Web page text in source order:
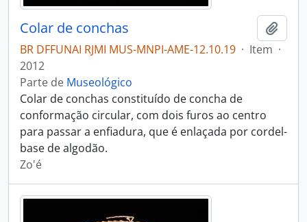
Colar de conchas
BR DFFUNAI RJMI MUS-MNPI-AME-12.10.19 · Item ·
2012
Parte de Museológico
Colar de conchas constituído de concha de
conformação circular, com dois furos ao centro
para passar a enfiadura, que é enlaçada por cordel-
base de algodão.
Zo'é